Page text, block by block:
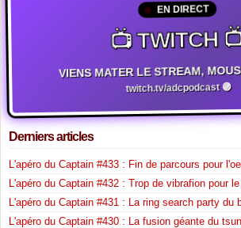
EN DIRECT
📺 TWITCH
VIENS MATER LE STREAM,
twitch.tv/adcpodcast 🟣
Derniers articles
L'apéro du Captain #433 : Fin de parcours pour
L'apéro du Captain #432 : Trop de vibrafion pour
L'apéro du Captain #431 : La ring search party du
L'apéro du Captain #430 : La fusion géante du